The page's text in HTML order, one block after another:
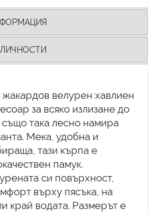
велурен хавлиен
за всяко излизане до
така лесно намира
Мека, удобна и
тази кърпа е
памук.
си повърхност,
върху пясъка, на
край водата. Размерът е